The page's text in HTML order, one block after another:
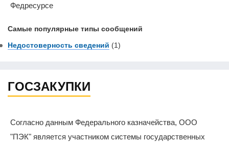
Федресурсе
Самые популярные типы сообщений
Недостоверность сведений (1)
ГОСЗАКУПКИ
Согласно данным Федерального казначейства, ООО
"ПЭК" является участником системы государственных